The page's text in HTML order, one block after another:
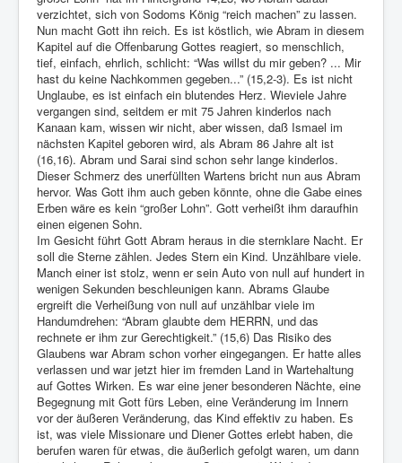
verzichtet, sich von Sodoms König “reich machen” zu lassen.
Nun macht Gott ihn reich. Es ist köstlich, wie Abram in diesem
Kapitel auf die Offenbarung Gottes reagiert, so menschlich,
tief, einfach, ehrlich, schlicht: “Was willst du mir geben? ... Mir
hast du keine Nachkommen gegeben...” (15,2-3). Es ist nicht
Unglaube, es ist einfach ein blutendes Herz. Wieviele Jahre
vergangen sind, seitdem er mit 75 Jahren kinderlos nach
Kanaan kam, wissen wir nicht, aber wissen, daß Ismael im
nächsten Kapitel geboren wird, als Abram 86 Jahre alt ist
(16,16). Abram und Sarai sind schon sehr lange kinderlos.
Dieser Schmerz des unerfüllten Wartens bricht nun aus Abram
hervor. Was Gott ihm auch geben könnte, ohne die Gabe eines
Erben wäre es kein “großer Lohn”. Gott verheißt ihm daraufhin
einen eigenen Sohn.
Im Gesicht führt Gott Abram heraus in die sternklare Nacht. Er
soll die Sterne zählen. Jedes Stern ein Kind. Unzählbare viele.
Manch einer ist stolz, wenn er sein Auto von null auf hundert in
wenigen Sekunden beschleunigen kann. Abrams Glaube
ergreift die Verheißung von null auf unzählbar viele im
Handumdrehen: “Abram glaubte dem HERRN, und das
rechnete er ihm zur Gerechtigkeit.” (15,6) Das Risiko des
Glaubens war Abram schon vorher eingegangen. Er hatte alles
verlassen und war jetzt hier im fremden Land in Wartehaltung
auf Gottes Wirken. Es war eine jener besonderen Nächte, eine
Begegnung mit Gott fürs Leben, eine Veränderung im Innern
vor der äußeren Veränderung, das Kind effektiv zu haben. Es
ist, was viele Missionare und Diener Gottes erlebt haben, die
berufen waren für etwas, die äußerlich gefolgt waren, um dann